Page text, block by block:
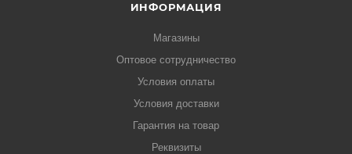
ИНФОРМАЦИЯ
Магазины
Оптовое сотрудничество
Условия оплаты
Условия доставки
Гарантия на товар
Реквизиты